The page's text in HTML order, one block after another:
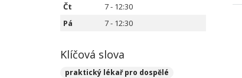
Čt
7 - 12:30
Pá
7 - 12:30
Klíčová slova
praktický lékař pro dospělé